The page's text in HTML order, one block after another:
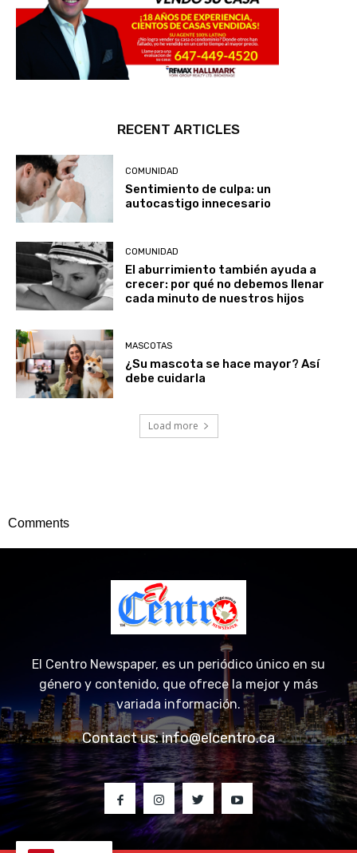
RECENT ARTICLES
COMUNIDAD
Sentimiento de culpa: un
autocastigo innecesario
COMUNIDAD
El aburrimiento también ayuda a
crecer: por qué no debemos llenar
cada minuto de nuestros hijos
MASCOTAS
¿Su mascota se hace mayor? Así
debe cuidarla
Load more
Comments
El Centro Newspaper, es un periódico único en su
género y contenido, que ofrece la mejor y más
variada información.
Contact us:info@elcentro.ca